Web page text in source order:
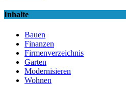
Inhalte
Bauen
Finanzen
Firmenverzeichnis
Garten
Modernisieren
Wohnen